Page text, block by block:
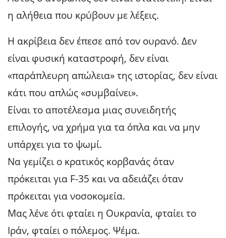
η αλήθεια που κρύβουν με λέξεις.
Η ακρίβεια δεν έπεσε από τον ουρανό. Δεν
είναι φυσική καταστροφή, δεν είναι
«παράπλευρη απώλεια» της ιστορίας, δεν είναι
κάτι που απλώς «συμβαίνει».
Είναι το αποτέλεσμα μιας συνειδητής
επιλογής, να χρήμα για τα όπλα και να μην
υπάρχει για το ψωμί.
Να γεμίζει ο κρατικός κορβανάς όταν
πρόκειται για F-35 και να αδειάζει όταν
πρόκειται για νοσοκομεία.
Μας λένε ότι φταίει η Ουκρανία, φταίει το
Ιράν, φταίει ο πόλεμος. Ψέμα.